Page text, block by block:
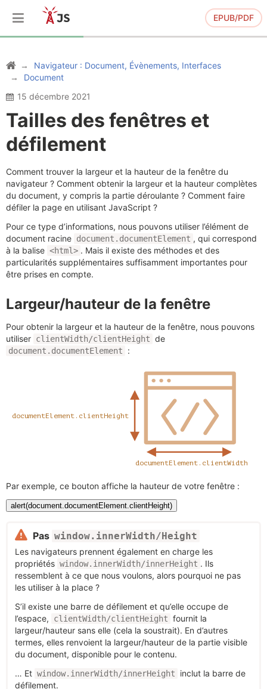
EPUB/PDF
Navigateur : Document, Évènements, Interfaces
Document
15 décembre 2021
Tailles des fenêtres et
défilement
Comment trouver la largeur et la hauteur de la fenêtre du
navigateur ? Comment obtenir la largeur et la hauteur complètes
du document, y compris la partie déroulante ? Comment faire
défiler la page en utilisant JavaScript ?
Pour ce type d’informations, nous pouvons utiliser l’élément de
document racine document.documentElement , qui correspond
à la balise <html> . Mais il existe des méthodes et des
particularités supplémentaires suffisamment importantes pour
être prises en compte.
Largeur/hauteur de la fenêtre
Pour obtenir la largeur et la hauteur de la fenêtre, nous pouvons
utiliser clientWidth/clientHeight de
document.documentElement :
Par exemple, ce bouton affiche la hauteur de votre fenêtre :
alert(document.documentElement.clientHeight)
Pas window.innerWidth/Height
Les navigateurs prennent également en charge les
propriétés window.innerWidth/innerHeight . Ils
ressemblent à ce que nous voulons, alors pourquoi ne pas
les utiliser à la place ?
S’il existe une barre de défilement et qu’elle occupe de
l’espace,
clientWidth/clientHeight fournit la
largeur/hauteur sans elle (cela la soustrait). En d’autres
termes, elles renvoient la largeur/hauteur de la partie visible
du document, disponible pour le contenu.
… Et window.innerWidth/innerHeight
inclut la barre de
défilement.